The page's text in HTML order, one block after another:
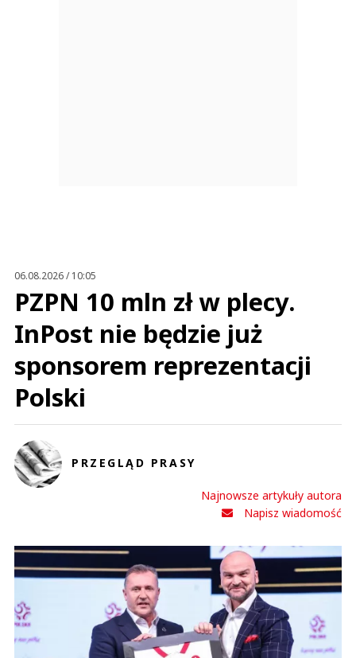
06.08.2026 / 10:05
PZPN 10 mln zł w plecy.
InPost nie będzie już
sponsorem reprezentacji
Polski
PRZEGLĄD PRASY
Najnowsze artykuły autora
Napisz wiadomość